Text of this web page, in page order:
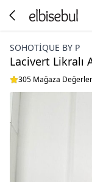
SOHOTIQUE BY P
Lacivert Likralı
305 Mağaza